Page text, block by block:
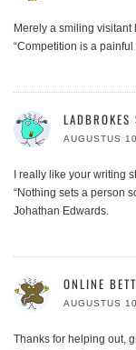
Merely a smiling
“Competition is a
AUGUSTUS
I really like your writing
“Nothing sets a person
Johathan Edwards.
ONLINE
AUGUSTUS
Thanks for helping out,